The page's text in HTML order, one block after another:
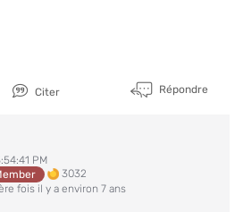
Citer Répondre
PM
3032
fois il y a environ 7 ans